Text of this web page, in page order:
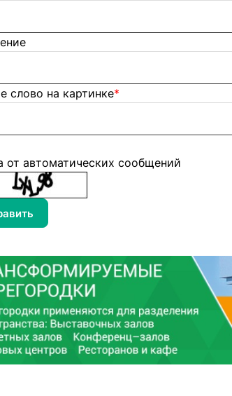
слово на картинке*
от автоматических сообщений